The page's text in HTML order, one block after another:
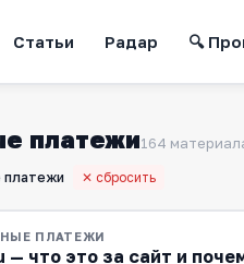
Статьи Радар 🔍
платежи164
платежи ✕ сбросить
ПЛАТЕЖИ
— что это за сайт и